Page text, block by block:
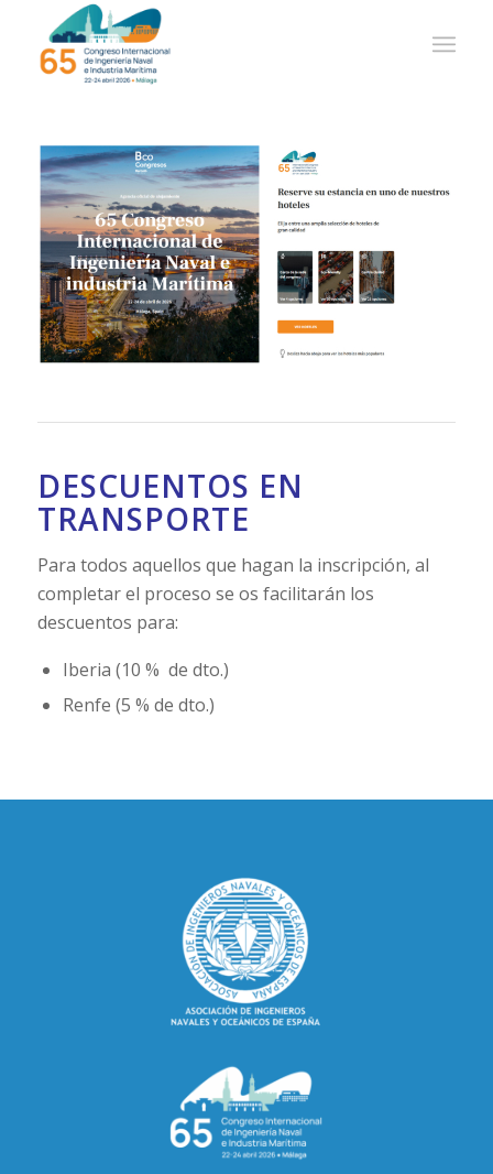
DESCUENTOS EN
TRANSPORTE
Para todos aquellos que hagan la inscripción, al
completar el proceso se os facilitarán los
descuentos para:
Iberia (10 % de dto.)
Renfe (5 % de dto.)